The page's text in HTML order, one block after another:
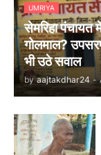
UMRIYA
सेमरिहा पंचायत
गोलमाल?
भी उठे सवाल
by aajtakdhar24 -